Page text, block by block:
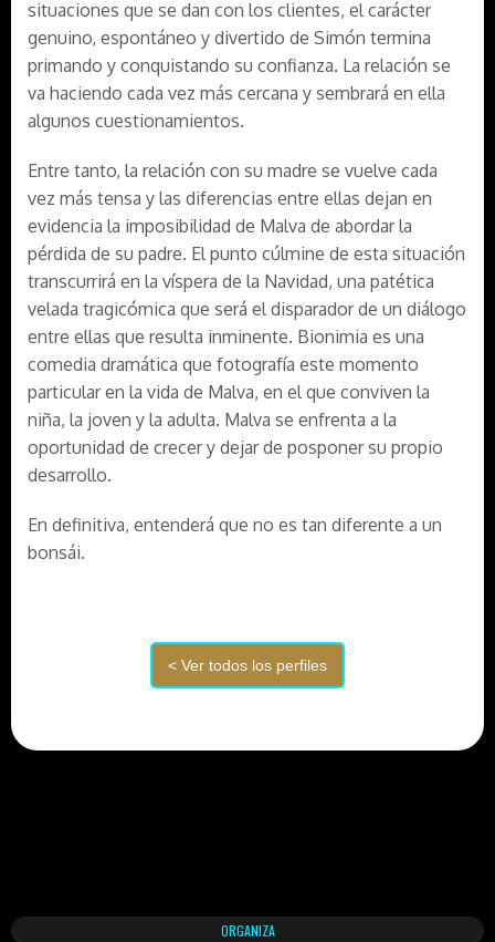
situaciones que se dan con los clientes, el carácter
genuino, espontáneo y divertido de Simón termina
primando y conquistando su confianza. La relación se
va haciendo cada vez más cercana y sembrará en ella
algunos cuestionamientos.
Entre tanto, la relación con su madre se vuelve cada
vez más tensa y las diferencias entre ellas dejan en
evidencia la imposibilidad de Malva de abordar la
pérdida de su padre. El punto cúlmine de esta situación
transcurrirá en la víspera de la Navidad, una patética
velada tragicómica que será el disparador de un diálogo
entre ellas que resulta inminente. Bionimia es una
comedia dramática que fotografía este momento
particular en la vida de Malva, en el que conviven la
niña, la joven y la adulta. Malva se enfrenta a la
oportunidad de crecer y dejar de posponer su propio
desarrollo.
En definitiva, entenderá que no es tan diferente a un
bonsái.
ORGANIZA